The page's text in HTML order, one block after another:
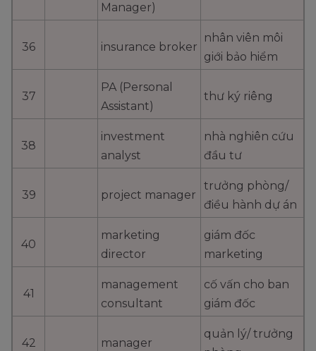
Manager)
36 insurance broker
nhân viên môi
giới bảo hiểm
37
PA (Personal
Assistant)
thư ký riêng
38
investment
analyst
nhà nghiên cứu
đầu tư
39 project manager
trưởng phòng/
điều hành dự án
40
marketing
director
giám đốc
marketing
41
management
consultant
cố vấn cho ban
giám đốc
42 manager
quản lý/ trưởng